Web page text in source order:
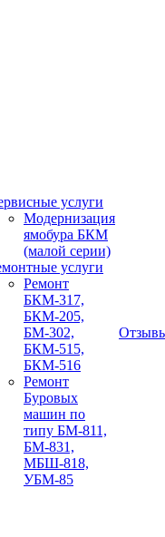
услуги
Модернизация
ямобура БКМ
(малой серии)
услуги
Ремонт
БКМ-317,
БКМ-205,
БМ-302,
БКМ-515,
БКМ-516
Ремонт
Буровых
машин по
типу БМ-811,
БМ-831,
МБШ-818,
УБМ-85